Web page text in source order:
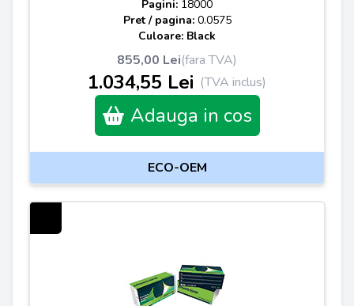
Pagini: 18000
Pret / pagina: 0.0575
Culoare: Black
855,00 Lei(fara TVA)
1.034,55 Lei (TVA inclus)
Adauga in cos
ECO-OEM